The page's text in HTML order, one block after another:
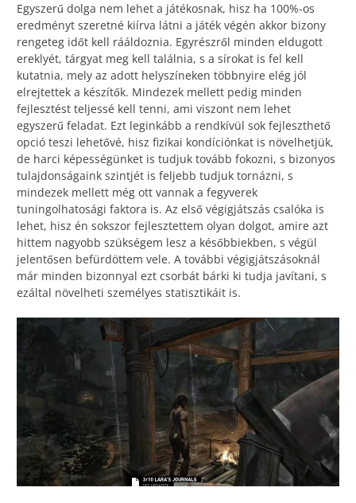
Egyszerű dolga nem lehet a játékosnak, hisz ha 100%-os
eredményt szeretné kiírva látni a játék végén akkor bizony
rengeteg időt kell rááldoznia. Egyrészről minden eldugott
ereklyét, tárgyat meg kell találnia, s a sírokat is fel kell
kutatnia, mely az adott helyszíneken többnyire elég jól
elrejtettek a készítők. Mindezek mellett pedig minden
fejlesztést teljessé kell tenni, ami viszont nem lehet
egyszerű feladat. Ezt leginkább a rendkívül sok fejleszthető
opció teszi lehetővé, hisz fizikai kondíciónkat is növelhetjük,
de harci képességünket is tudjuk tovább fokozni, s bizonyos
tulajdonságaink szintjét is feljebb tudjuk tornázni, s
mindezek mellett még ott vannak a fegyverek
tuningolhatosági faktora is. Az első végigjátszás csalóka is
lehet, hisz én sokszor fejlesztettem olyan dolgot, amire azt
hittem nagyobb szükségem lesz a későbbiekben, s végül
jelentősen befürdöttem vele. A további végigjátszásoknál
már minden bizonnyal ezt csorbát bárki ki tudja javítani, s
ezáltal növelheti személyes statisztikáit is.